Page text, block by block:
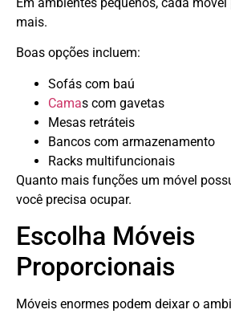
mais.
Boas opções incluem:
Sofás com baú
Camas com gavetas
Mesas retráteis
Bancos com armazenamento
Racks multifuncionais
Quanto mais funções um móvel
você precisa ocupar.
Escolha Móveis
Proporcionais
Móveis enormes podem deixar o